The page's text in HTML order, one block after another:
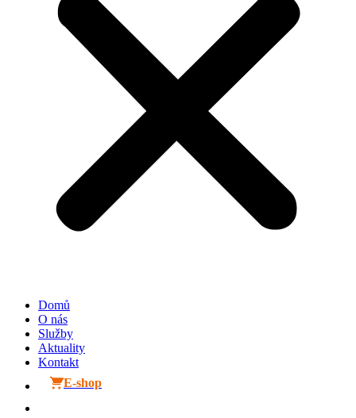
Domů
O nás
Služby
Aktuality
Kontakt
E-shop